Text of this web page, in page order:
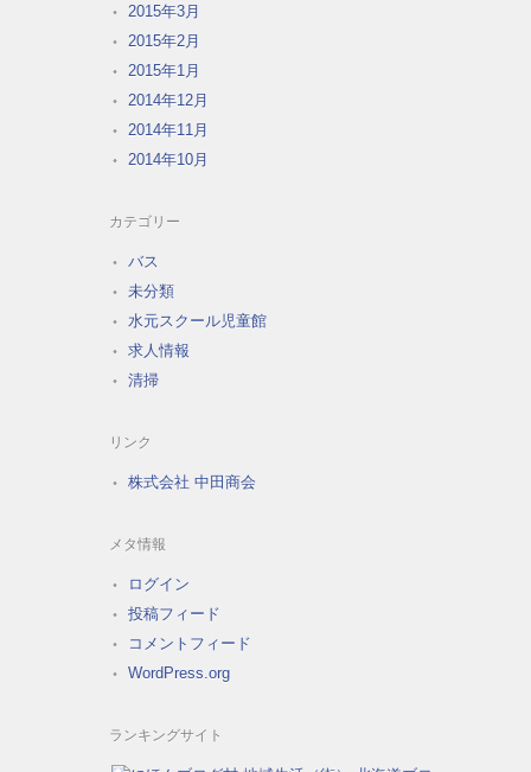
2015年3月
2015年2月
2015年1月
2014年12月
2014年11月
2014年10月
カテゴリー
バス
未分類
水元スクール児童館
求人情報
清掃
リンク
株式会社 中田商会
メタ情報
ログイン
投稿フィード
コメントフィード
WordPress.org
ランキングサイト